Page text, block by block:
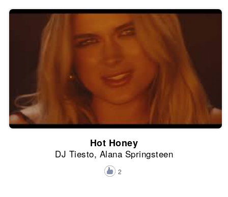
Hot Honey
DJ Tiesto, Alana Springsteen
2